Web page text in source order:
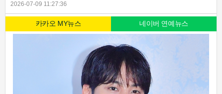
2026-07-09 11:27:36
카카오 MY뉴스 네이버 연예뉴스